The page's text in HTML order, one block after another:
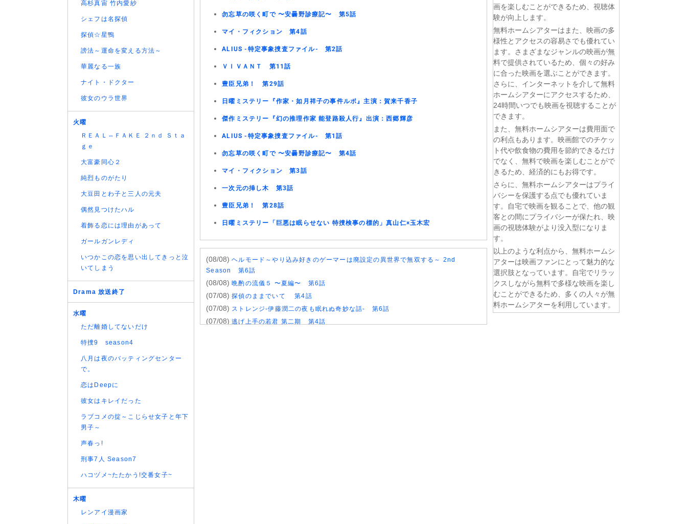
勿忘草の咲く町で 〜安曇野診療記〜 第5話
マイ・フィクション 第4話
ALIUS -特定事象捜査ファイル- 第2話
ＶＩＶＡＮＴ 第11話
豊臣兄弟！ 第29話
日曜ミステリー『作家・如月祥子の事件ルポ』主演：賀来千香子
傑作ミステリー『幻の推理作家 能登路殺人行』出演：西郷輝彦
ALIUS -特定事象捜査ファイル- 第1話
勿忘草の咲く町で 〜安曇野診療記〜 第4話
マイ・フィクション 第3話
一次元の挿し木 第3話
豊臣兄弟！ 第28話
日曜ミステリー「巨悪は眠らせない 特捜検事の標的」真山仁×玉木宏
(08/08)ヘルモード～やり込み好きのゲーマーは廃設定の異世界で無双する～ 2nd
Season 第6話
(08/08)晩酌の流儀５ 〜夏編〜 第6話
(07/08)探偵のままでいて 第4話
(07/08) ストレンジ-伊藤潤二の夜も眠れぬ奇妙な話- 第6話
(07/08)逃げ上手の若君 第二期 第4話
画を楽しむことができるため、視聴体
験が向上します。
無料ホームシアターはまた、映画の多
様性とアクセスの容易さでも優れてい
ます。さまざまなジャンルの映画が無
料で提供されているため、個々の好み
に合った映画を選ぶことができます。
さらに、インターネットを介して無料
ホームシアターにアクセスするため、
24時間いつでも映画を視聴することが
できます。
また、無料ホームシアターは費用面で
の利点もあります。映画館でのチケッ
ト代や飲食物の費用を節約できるだけ
でなく、無料で映画を楽しむことがで
きるため、経済的にもお得です。
さらに、無料ホームシアターはプライ
バシーを保護する点でも優れていま
す。自宅で映画を観ることで、他の観
客との間にプライバシーが保たれ、映
画の視聴体験がより没入型になりま
す。
以上のような利点から、無料ホームシ
アターは映画ファンにとって魅力的な
選択肢となっています。自宅でリラッ
クスしながら無料で多様な映画を楽し
むことができるため、多くの人々が無
料ホームシアターを利用しています。
高杉真宙 竹内愛紗
シェフは名探偵
探偵☆星鴨
謗法～運命を変える方法～
華麗なる一族
ナイト・ドクター
彼女のウラ世界
火曜
ＲＥＡＬ⇔ＦＡＫＥ ２ｎｄ Ｓｔａ
ｇｅ
大富豪同心２
純烈ものがたり
大豆田とわ子と三人の元夫
偶然見つけたハル
着飾る恋には理由があって
ガールガンレディ
いつかこの恋を思い出してきっと泣
いてしまう
Drama 放送終了
水曜
ただ離婚してないだけ
特捜9 season4
八月は夜のバッティングセンター
で。
恋はDeepに
彼女はキレイだった
ラブコメの掟～こじらせ女子と年下
男子～
声春っ!
刑事7人 Season7
ハコヅメ~たたかう!交番女子~
木曜
レンアイ漫画家